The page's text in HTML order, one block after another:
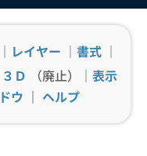
｜ レイヤー ｜ 書式 ｜
３Ｄ （廃止）｜ 表示
ウ ｜ ヘルプ